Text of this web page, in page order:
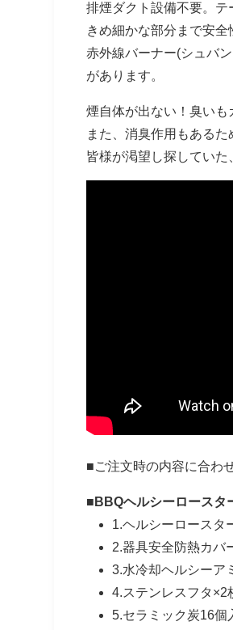
排煙ダクト設備不要。テ
きめ細かな部分まで安
赤外線バーナー(シュバ
があります。
煙自体が出ない！臭い
また、消臭作用もあるた
皆様が渇望し探していた
■ご注文時の内容に合わ
■BBQヘルシーロースタ
1.ヘルシーロースタ
2.器具安全防熱カバ
3.水冷却ヘルシーア
4.ステンレスフタ×2
5.セラミック炭16個